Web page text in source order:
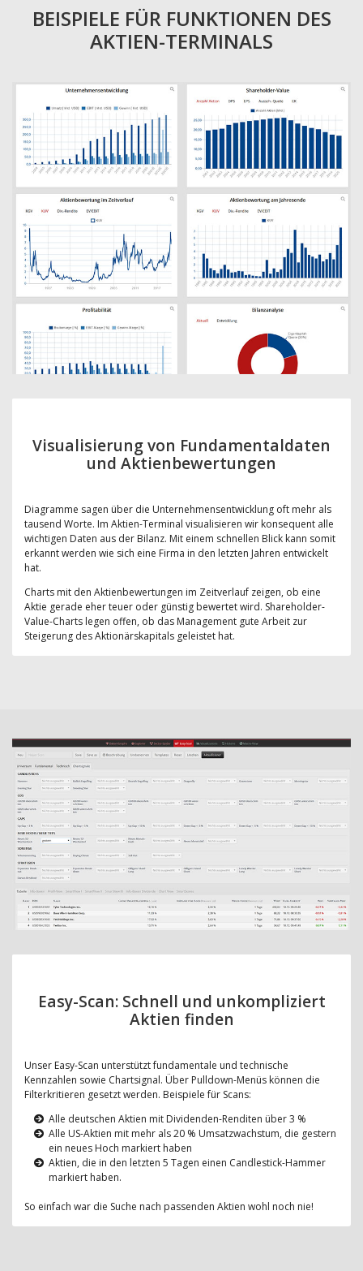
BEISPIELE FÜR FUNKTIONEN DES
AKTIEN-TERMINALS
Visualisierung von Fundamentaldaten
und Aktienbewertungen
Diagramme sagen über die Unternehmensentwicklung oft mehr als
tausend Worte. Im Aktien-Terminal visualisieren wir konsequent alle
wichtigen Daten aus der Bilanz. Mit einem schnellen Blick kann somit
erkannt werden wie sich eine Firma in den letzten Jahren entwickelt
hat.
Charts mit den Aktienbewertungen im Zeitverlauf zeigen, ob eine
Aktie gerade eher teuer oder günstig bewertet wird. Shareholder-
Value-Charts legen offen, ob das Management gute Arbeit zur
Steigerung des Aktionärskapitals geleistet hat.
Easy-Scan: Schnell und unkompliziert
Aktien finden
Unser Easy-Scan unterstützt fundamentale und technische
Kennzahlen sowie Chartsignal. Über Pulldown-Menüs können die
Filterkritieren gesetzt werden. Beispiele für Scans:
Alle deutschen Aktien mit Dividenden-Renditen über 3 %
Alle US-Aktien mit mehr als 20 % Umsatzwachstum, die gestern
ein neues Hoch markiert haben
Aktien, die in den letzten 5 Tagen einen Candlestick-Hammer
markiert haben.
So einfach war die Suche nach passenden Aktien wohl noch nie!